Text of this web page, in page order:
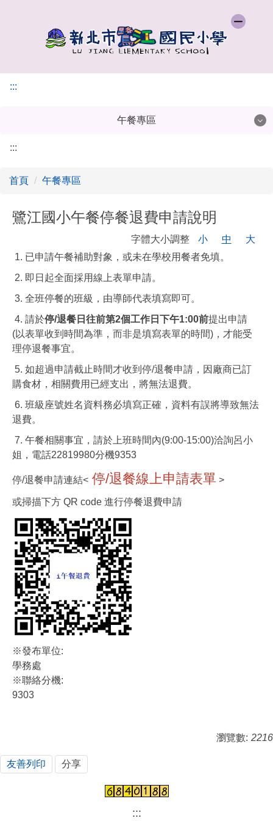
:::
午餐專區
午餐停/退餐申請說明
教育部校園食材登陸平台
:::
首頁 午餐專區
鷺江國小午餐停餐退費申請說明
字體大小調整 小 中
大
1. 已申請午餐補助對象，或未在學校用餐者免填。
2. 即日起全面採用線上表單申請。
3. 全班停餐的班級，由導師代表填寫即可。
4. 請於停/退餐日往前第2個工作日下午1:00前提出申請
(以表單收到時間為準，而非是填寫表單的時間)，才能受
理停退餐事宜。
5. 如超過申請截止時間才收到停/退餐申請，因廠商已訂
購食材，相關費用已經支出，將無法退費。
6. 班級座號姓名資料務必填寫正確，資料有誤將導致無法
退費。
7. 午餐相關事宜，請於上班時間內(9:00-15:00)洽詢呂小
姐，電話22819980分機9353
停/退餐申請連結< 停/退餐線上申請表單 >
或掃描下方 QR code 進行停餐退費申請
※發布單位:
學務處
※聯絡分機:
9303
瀏覽數: 2216
友善列印 分享
:::